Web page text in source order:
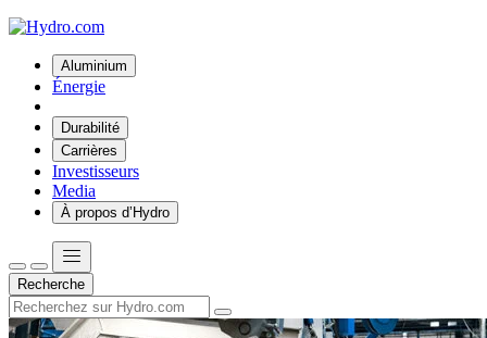
Aluminium
Énergie
Durabilité
Carrières
Investisseurs
Media
À propos d’Hydro
Recherche